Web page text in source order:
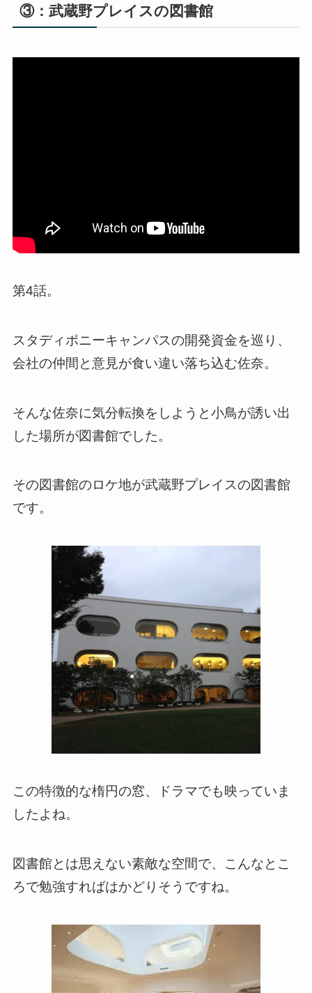
③：武蔵野プレイスの図書館
第4話。
スタディポニーキャンパスの開発資金を巡り、
会社の仲間と意見が食い違い落ち込む佐奈。
そんな佐奈に気分転換をしようと小鳥が誘い出
した場所が図書館でした。
その図書館のロケ地が武蔵野プレイスの図書館
です。
この特徴的な楕円の窓、ドラマでも映っていま
したよね。
図書館とは思えない素敵な空間で、こんなとこ
ろで勉強すればはかどりそうですね。